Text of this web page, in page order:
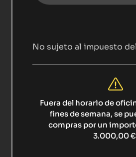
No sujeto al impuesto
Fuera del horario de
fines de semana, se
compras por un
3.000,00